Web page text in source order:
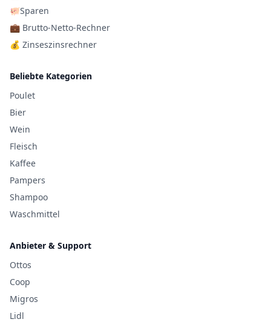
🐖Sparen
💼 Brutto-Netto-Rechner
💰 Zinseszinsrechner
Beliebte Kategorien
Poulet
Bier
Wein
Fleisch
Kaffee
Pampers
Shampoo
Waschmittel
Anbieter & Support
Ottos
Coop
Migros
Lidl